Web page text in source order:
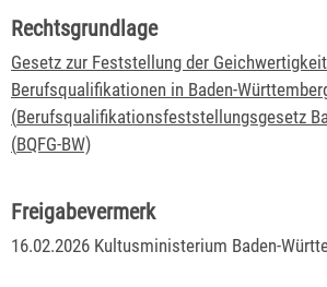
Rechtsgrundlage
Gesetz zur Feststellung der
Berufsqualifikationen in Baden-
(Berufsqualifikationsfeststellungsgesetz
(BQFG-BW)
Freigabevermerk
16.02.2026 Kultusministerium Baden-